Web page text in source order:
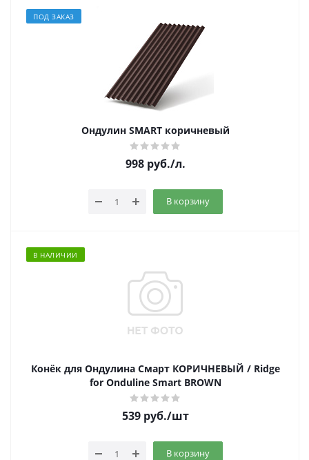
ПОД ЗАКАЗ
Ондулин SMART коричневый
998руб./л.
В корзину
В НАЛИЧИИ
Конёк для Ондулина Смарт КОРИЧНЕВЫЙ / Ridge
for Onduline Smart BROWN
539руб./шт
В корзину